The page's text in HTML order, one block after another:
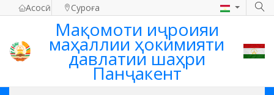
Асосӣ Суроға
Мақомоти иҷроияи
маҳаллии ҳокимияти
давлатии шаҳри
Панҷакент